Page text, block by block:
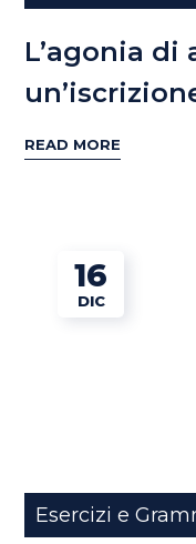
L’agonia di
READ MORE
16
DIC
Esercizi e